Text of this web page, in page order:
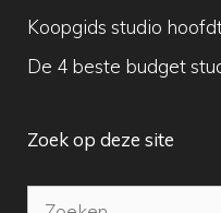
Koopgids studio
De 4 beste budget
Zoek op deze site
Zoek